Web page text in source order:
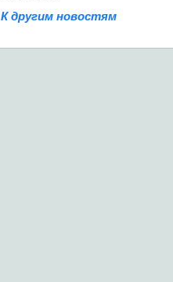
К другим новостям